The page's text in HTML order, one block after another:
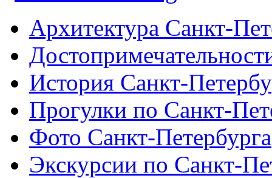
Архитектура Санкт-
История Санкт-
Прогулки по Санкт-
Фото Санкт-Петербурга
Экскурсии по Санкт-